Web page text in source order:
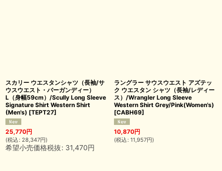
スカリー ウエスタンシャツ（長袖/サ
ウスウエスト・バーガンディー）
L（身幅59cm）/Scully Long Sleeve
Signature Shirt Western Shirt
(Men's) [TEPT27]
25,770円
(税込 : 28,347円)
希望小売価格税抜: 31,470円
ラングラー サウスウエスト アズテッ
ク ウエスタン シャツ（長袖/レディー
ス）/Wrangler Long Sleeve
Western Shirt Grey/Pink(Women's)
[CABH69]
10,870円
(税込 : 11,957円)